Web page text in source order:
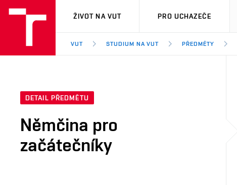
VUT
ŽIVOT NA VUT PRO UCHAZEČE
VUT STUDIUM NA VUT PŘEDMĚTY
DETAIL PŘEDMĚTU
Němčina pro
začátečníky